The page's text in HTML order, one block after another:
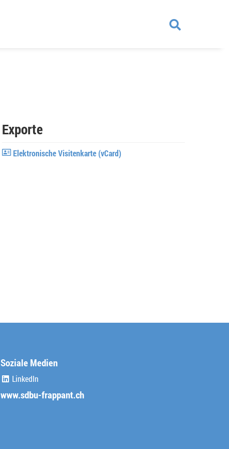
Exporte
Elektronische Visitenkarte (vCard)
Soziale Medien
LinkedIn
www.sdbu-frappant.ch